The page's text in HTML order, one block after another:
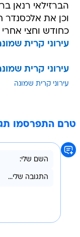
הברזילאי רנאן
וכן את אלכסנדר
כחודש וחצי
עירוני קרית שמונה
עירוני קרית
עירוני קרית שמונה
טרם התפרסמו